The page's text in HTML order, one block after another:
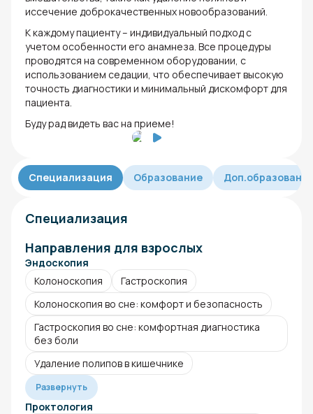
иссечение доброкачественных новообразований.
К каждому пациенту – индивидуальный подход с
учетом особенности его анамнеза. Все процедуры
проводятся на современном оборудовании, с
использованием седации, что обеспечивает высокую
точность диагностики и минимальный дискомфорт для
пациента.
Буду рад видеть вас на приеме!
Специализация Образование
Специализация
Направления для взрослых
Эндоскопия
Колоноскопия
Гастроскопия
Колоноскопия во сне: комфорт и безопасность
Гастроскопия во сне: комфортная диагностика
без боли
Удаление полипов в кишечнике
Развернуть
Проктология